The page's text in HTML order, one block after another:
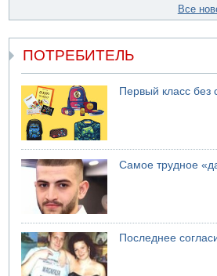
Все
ПОТРЕБИТЕЛЬ
Первый класс без
Самое трудное
Последнее